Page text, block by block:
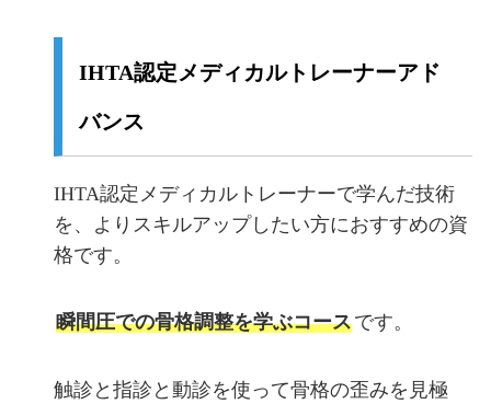
IHTA認定メディカルトレーナーアド
バンス
IHTA認定メディカルトレーナーで学んだ技術
を、よりスキルアップしたい方におすすめの資
格です。
瞬間圧での骨格調整を学ぶコースです。
触診と指診と動診を使って骨格の歪みを見極